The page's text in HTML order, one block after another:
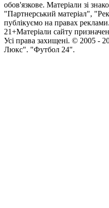
обов'язкове. Матеріали зі
"Партнерський матеріал",
публікуємо на правах реклами.
21+Матеріали сайту
Усi права захищенi. © 2005 -
Люкс". "Футбол 24".